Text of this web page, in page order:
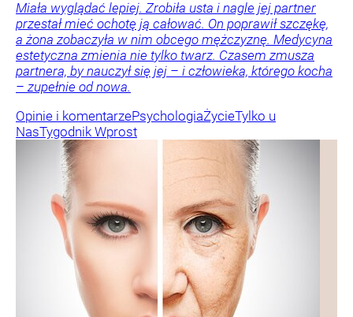
Miała wyglądać lepiej. Zrobiła usta i nagle jej partner
przestał mieć ochotę ją całować. On poprawił szczękę,
a żona zobaczyła w nim obcego mężczyznę. Medycyna
estetyczna zmienia nie tylko twarz. Czasem zmusza
partnera, by nauczył się jej – i człowieka, którego kocha
– zupełnie od nowa.
Opinie i komentarzePsychologiaŻycieTylko u
NasTygodnik Wprost